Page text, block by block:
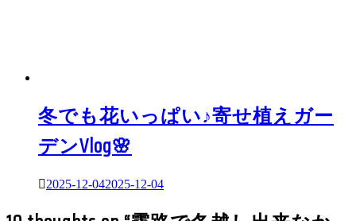
冬でも花いっぱい♪寄せ植えガー
デンVlog🌸
2025-12-042025-12-04